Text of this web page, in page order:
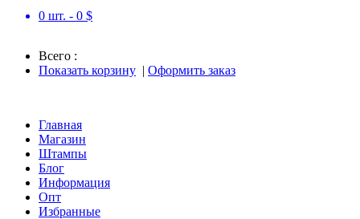
0 шт. - 0 $
Всего :
Показать корзину | Оформить заказ
Главная
Магазин
Штампы
Блог
Информация
Опт
Избранные